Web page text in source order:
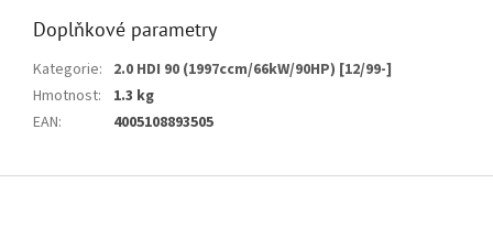
Doplňkové parametry
Kategorie: 2.0 HDI 90 (1997ccm/66kW/90HP) [12/99-]
Hmotnost:
1.3 kg
EAN: 4005108893505